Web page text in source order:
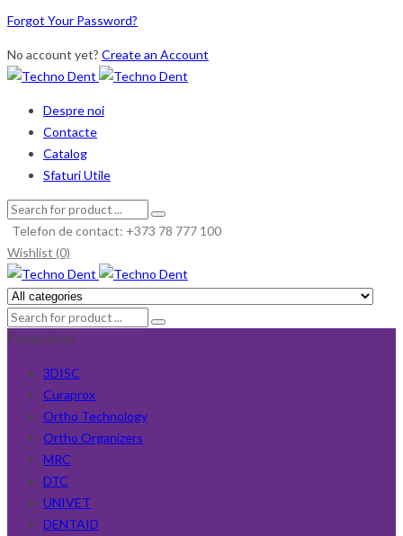
Forgot Your Password?
No account yet? Create an Account
Despre noi
Contacte
Catalog
Sfaturi Utile
Telefon de contact: +373 78 777 100
Wishlist (0)
Producători
3DISC
Curaprox
Ortho Technology
Ortho Organizers
MRC
DTC
UNIVET
DENTAID